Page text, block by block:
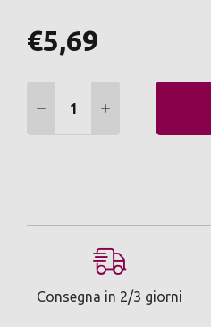
€5,69
DIMINUIRE QUANTITÀ:
AUMENTARE
Consegna in 2/3 giorni